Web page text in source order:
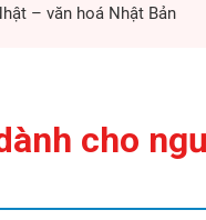
– văn hoá Nhật Bản
cho